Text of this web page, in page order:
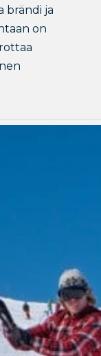
brändi ja
on